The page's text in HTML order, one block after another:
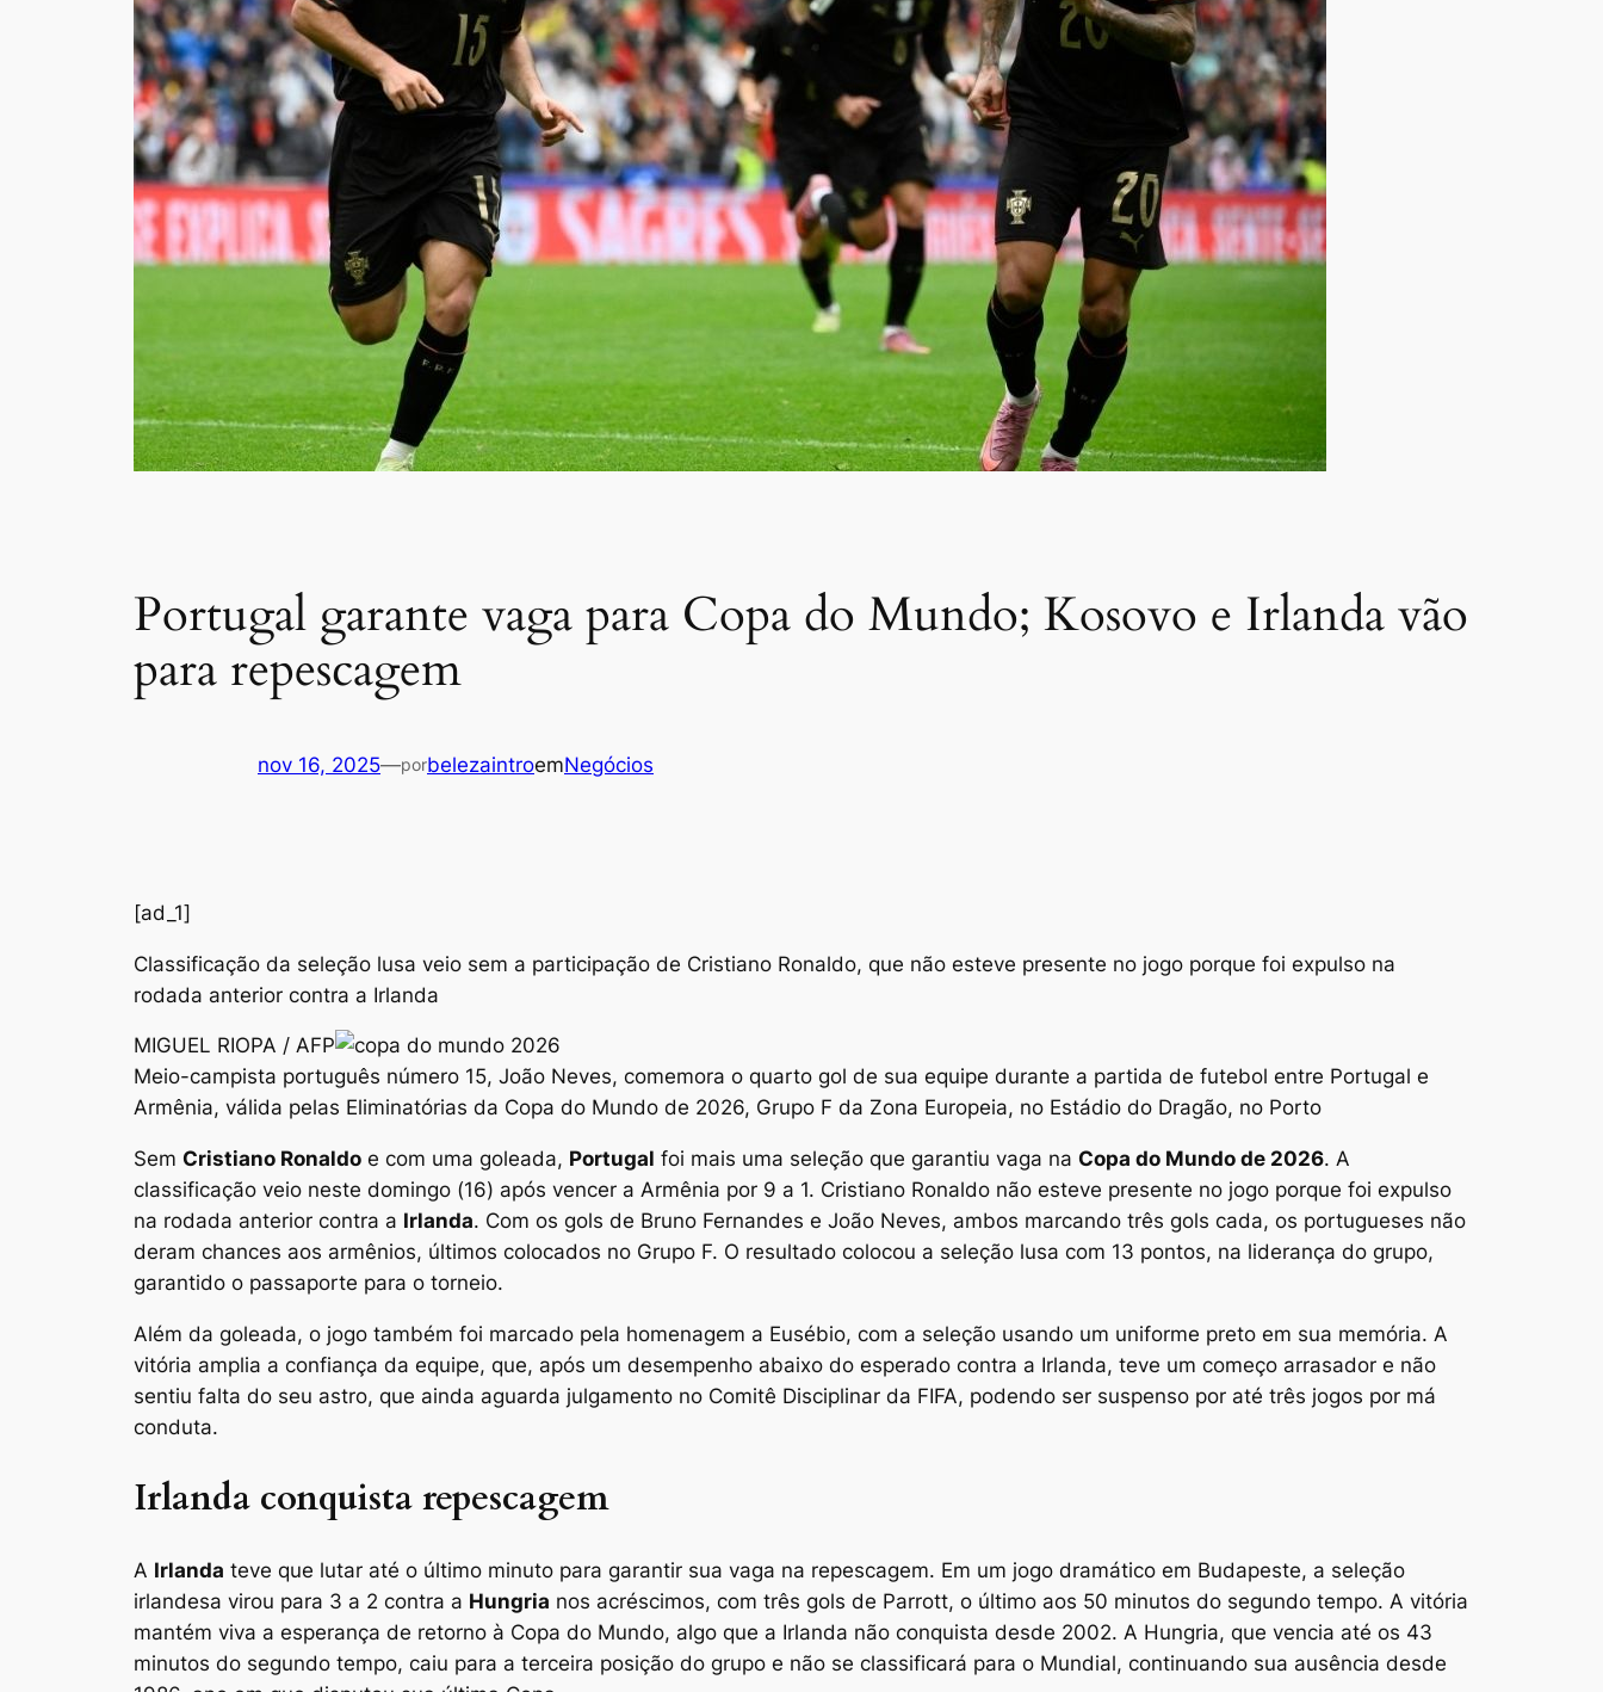
Portugal garante vaga para Copa do Mundo; Kosovo e Irlanda vão
para repescagem
nov 16, 2025—porbelezaintroemNegócios
[ad_1]
Classificação da seleção lusa veio sem a participação de Cristiano Ronaldo, que não esteve presente no jogo porque foi expulso na
rodada anterior contra a Irlanda
MIGUEL RIOPA / AFP
Meio-campista português número 15, João Neves, comemora o quarto gol de sua equipe durante a partida de futebol entre Portugal e
Armênia, válida pelas Eliminatórias da Copa do Mundo de 2026, Grupo F da Zona Europeia, no Estádio do Dragão, no Porto
Sem Cristiano Ronaldo e com uma goleada, Portugal foi mais uma seleção que garantiu vaga na Copa do Mundo de 2026. A
classificação veio neste domingo (16) após vencer a Armênia por 9 a 1. Cristiano Ronaldo não esteve presente no jogo porque foi expulso
na rodada anterior contra a Irlanda. Com os gols de Bruno Fernandes e João Neves, ambos marcando três gols cada, os portugueses não
deram chances aos armênios, últimos colocados no Grupo F. O resultado colocou a seleção lusa com 13 pontos, na liderança do grupo,
garantido o passaporte para o torneio.
Além da goleada, o jogo também foi marcado pela homenagem a Eusébio, com a seleção usando um uniforme preto em sua memória. A
vitória amplia a confiança da equipe, que, após um desempenho abaixo do esperado contra a Irlanda, teve um começo arrasador e não
sentiu falta do seu astro, que ainda aguarda julgamento no Comitê Disciplinar da FIFA, podendo ser suspenso por até três jogos por má
conduta.
Irlanda conquista repescagem
A Irlanda teve que lutar até o último minuto para garantir sua vaga na repescagem. Em um jogo dramático em Budapeste, a seleção
irlandesa virou para 3 a 2 contra a Hungria nos acréscimos, com três gols de Parrott, o último aos 50 minutos do segundo tempo. A vitória
mantém viva a esperança de retorno à Copa do Mundo, algo que a Irlanda não conquista desde 2002. A Hungria, que vencia até os 43
minutos do segundo tempo, caiu para a terceira posição do grupo e não se classificará para o Mundial, continuando sua ausência desde